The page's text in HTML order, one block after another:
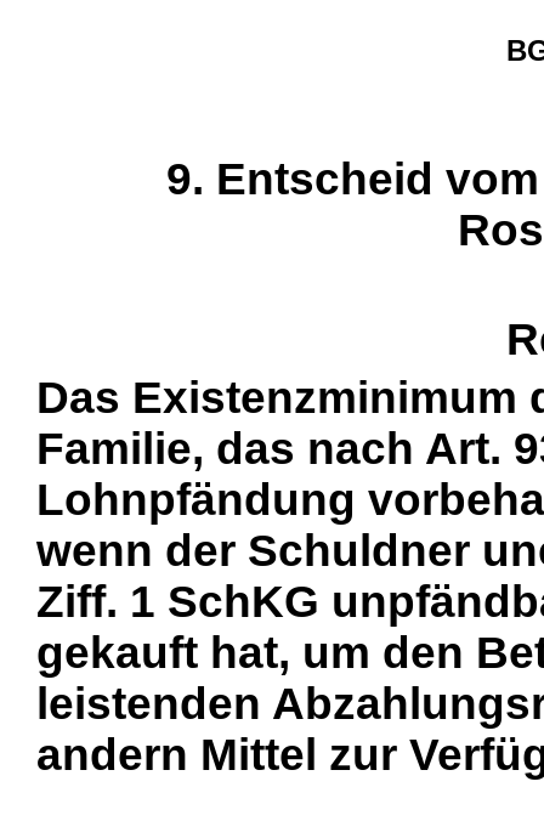
9. Entscheid
Das Existenzminimum
Familie, das nach Art.
Lohnpfändung
wenn der Schuldner
Ziff. 1 SchKG
gekauft hat, um den
leistenden
andern Mittel zur